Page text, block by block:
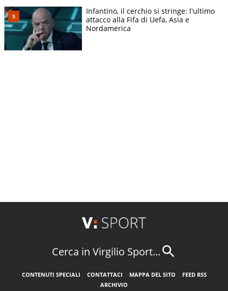
Infantino, il cerchio si stringe: l'ultimo
attacco alla Fifa di Uefa, Asia e
Nordamerica
Cerca in Virgilio Sport...
CONTENUTI SPECIALI CONTATTACI MAPPA DEL SITO
FEED RSS
ARCHIVIO